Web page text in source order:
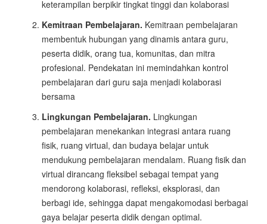
keterampilan berpikir tingkat tinggi dan kolaborasi
Kemitraan Pembelajaran. Kemitraan pembelajaran
membentuk hubungan yang dinamis antara guru,
peserta didik, orang tua, komunitas, dan mitra
profesional. Pendekatan ini memindahkan kontrol
pembelajaran dari guru saja menjadi kolaborasi
bersama
Lingkungan Pembelajaran. Lingkungan
pembelajaran menekankan integrasi antara ruang
fisik, ruang virtual, dan budaya belajar untuk
mendukung pembelajaran mendalam. Ruang fisik dan
virtual dirancang fleksibel sebagai tempat yang
mendorong kolaborasi, refleksi, eksplorasi, dan
berbagi ide, sehingga dapat mengakomodasi berbagai
gaya belajar peserta didik dengan optimal.